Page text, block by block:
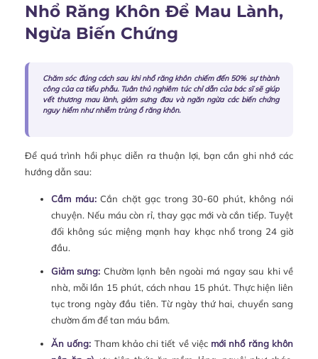
Nhổ Răng Khôn Để Mau Lành,
Ngừa Biến Chứng
Chăm sóc đúng cách sau khi nhổ răng khôn chiếm đến 50% sự thành
công của ca tiểu phẫu. Tuân thủ nghiêm túc chỉ dẫn của bác sĩ sẽ giúp
vết thương mau lành, giảm sưng đau và ngăn ngừa các biến chứng
nguy hiểm như nhiễm trùng ổ răng khôn.
Để quá trình hồi phục diễn ra thuận lợi, bạn cần ghi nhớ các
hướng dẫn sau:
Cầm máu:Cắn chặt gạc trong 30-60 phút, không nói
chuyện. Nếu máu còn rỉ, thay gạc mới và cắn tiếp. Tuyệt
đối không súc miệng mạnh hay khạc nhổ trong 24 giờ
đầu.
Giảm sưng: Chườm lạnh bên ngoài má ngay sau khi về
nhà, mỗi lần 15 phút, cách nhau 15 phút. Thực hiện liên
tục trong ngày đầu tiên. Từ ngày thứ hai, chuyển sang
chườm ấm để tan máu bầm.
Ăn uống: Tham khảo chi tiết về việc mới nhổ răng khôn